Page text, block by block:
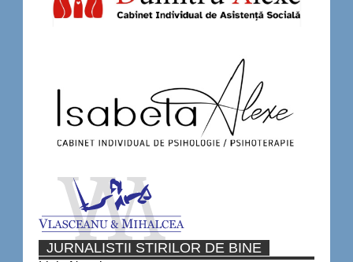
JURNALISTII STIRILOR DE BINE